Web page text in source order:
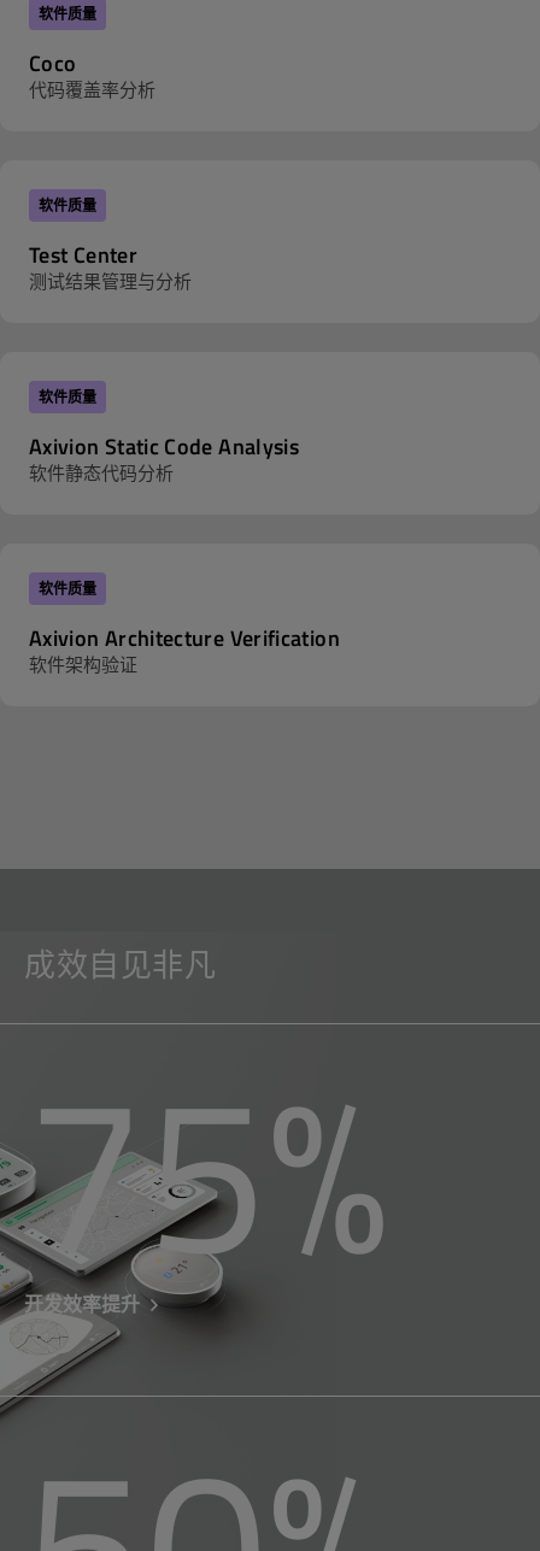
软件质量
Coco
代码覆盖率分析
软件质量
Test Center
测试结果管理与分析
软件质量
Axivion Static Code Analysis
软件静态代码分析
软件质量
Axivion Architecture Verification
软件架构验证
成效自见非凡
75%
开发效率提升